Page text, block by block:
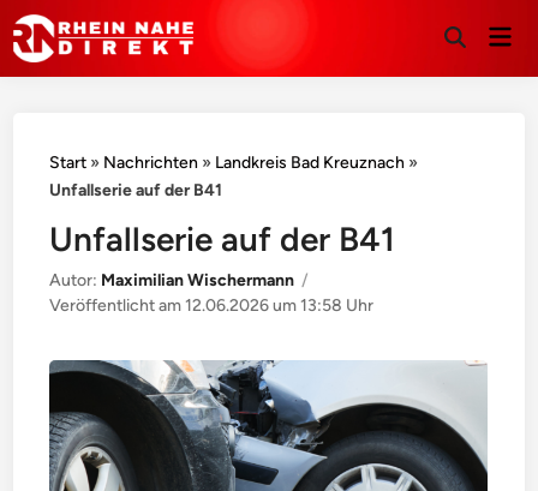
Suche
Start » Nachrichten » Landkreis Bad Kreuznach »
Unfallserie auf der B41
Unfallserie auf der B41
Autor: Maximilian Wischermann /
Veröffentlicht am12.06.2026 um 13:58 Uhr